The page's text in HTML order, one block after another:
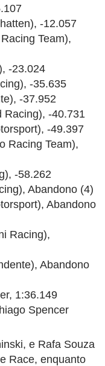
-12.057
Team),
-23.024
-35.635
-37.952
Racing), -40.731
-49.397
Racing Team),
-58.262
Abandono (4)
Abandono
Racing),
Abandono
1:36.149
Spencer
e Rafa Souza
Race, enquanto